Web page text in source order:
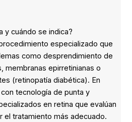
y cuándo se indica?
especializado que
como desprendimiento de
membranas epirretinianas o
(retinopatía diabética). En
tecnología de punta y
en retina que evalúan
el tratamiento más adecuado.